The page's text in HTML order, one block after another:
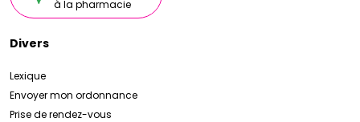
à la pharmacie
Divers
Lexique
Envoyer mon ordonnance
Prise de rendez-vous